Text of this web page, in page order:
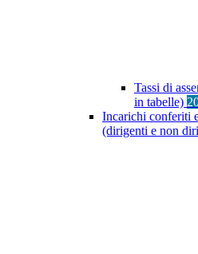
Tassi di
in tabelle)
Incarichi conferiti
(dirigenti e non